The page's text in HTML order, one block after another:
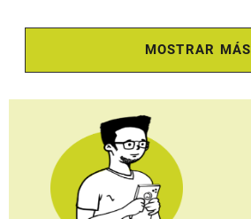
MOSTRAR MÁS